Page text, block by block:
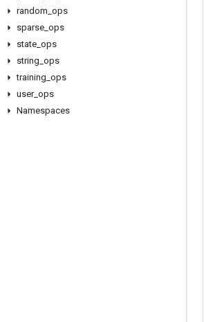
random ops
sparse ops
state ops
string ops
training ops
user_ ops
Namespaces